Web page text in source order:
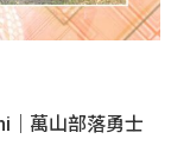
｜萬山部落勇士